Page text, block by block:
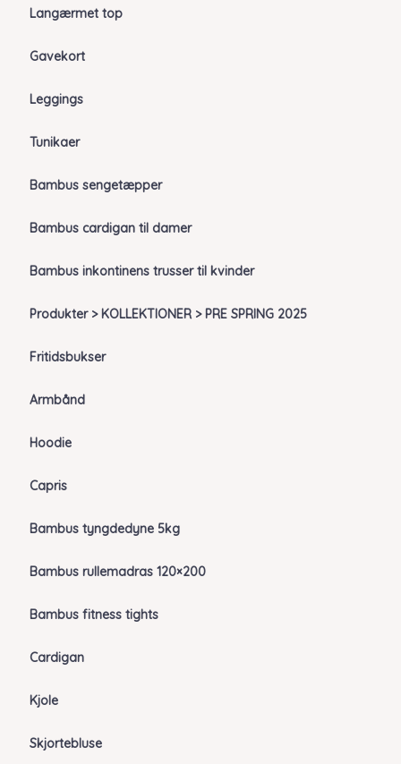
Langærmet top
Gavekort
Leggings
Tunikaer
Bambus sengetæpper
Bambus cardigan til damer
Bambus inkontinens trusser til kvinder
Produkter > KOLLEKTIONER > PRE SPRING 2025
Fritidsbukser
Armbånd
Hoodie
Capris
Bambus tyngdedyne 5kg
Bambus rullemadras 120×200
Bambus fitness tights
Cardigan
Kjole
Skjortebluse